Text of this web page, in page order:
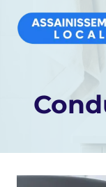
contenu